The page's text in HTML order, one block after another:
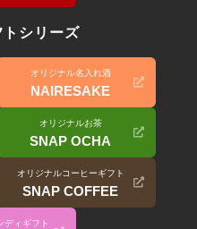
シリーズ
オリジナル名入れ酒
NAIRESAKE
オリジナルお茶
SNAP OCHA
オリジナルコーヒーギフト
SNAP COFFEE
ディギフト